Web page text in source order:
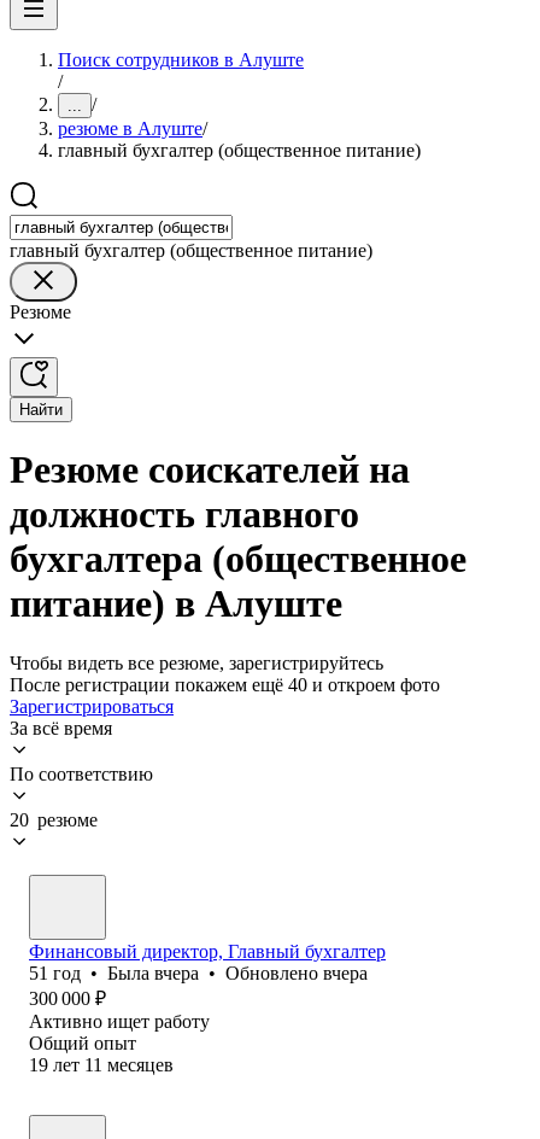
Поиск сотрудников в Алуште
/
... /
резюме в Алуште/
главный бухгалтер (общественное питание)
главный бухгалтер (общественное питание)
Резюме
Найти
Резюме соискателей на
должность главного
бухгалтера (общественное
питание) в Алуште
Чтобы видеть все резюме, зарегистрируйтесь
После регистрации покажем ещё 40 и откроем фото
Зарегистрироваться
За всё время
По соответствию
20 резюме
Финансовый директор, Главный бухгалтер
51 год • Была вчера • Обновлено вчера
300 000 ₽
Активно ищет работу
Общий опыт
19 лет 11 месяцев